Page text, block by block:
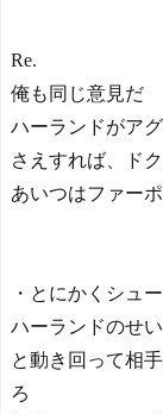
Re.
俺も同じ意見だ
ハーランドがア
さえすれば、ド
あいつはファー
・とにかくシュ
ハーランドのせ
と動き回って相
ろ